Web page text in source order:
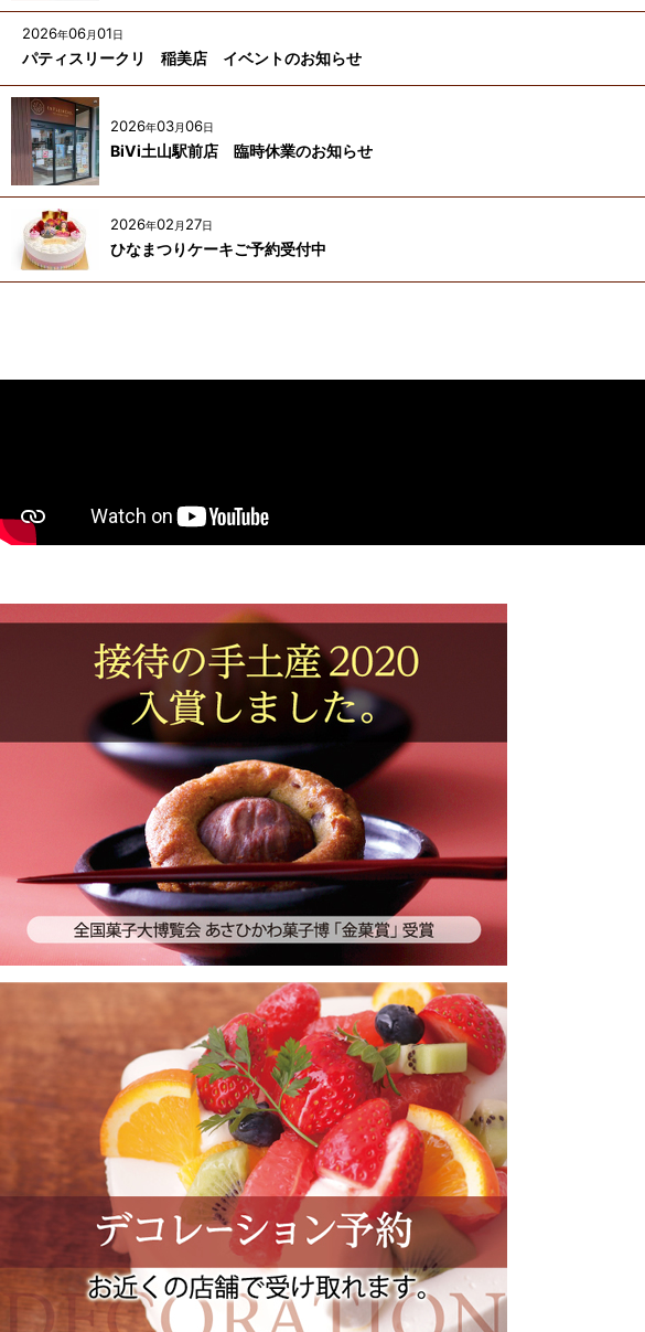
2026年06月01日
パティスリークリ 稲美店 イベントのお知らせ
2026年03月06日
BiVi土山駅前店 臨時休業のお知らせ
2026年02 月 27日
ひなまつりケーキご予約受付中